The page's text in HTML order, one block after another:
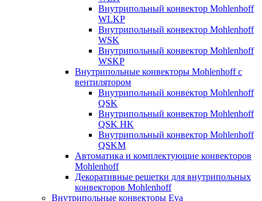
Внутрипольный конвектор Mohlenhoff
WLKP
Внутрипольный конвектор Mohlenhoff
WSK
Внутрипольный конвектор Mohlenhoff
WSKP
Внутрипольные конвекторы Mohlenhoff с
вентилятором
Внутрипольный конвектор Mohlenhoff
QSK
Внутрипольный конвектор Mohlenhoff
QSK HK
Внутрипольный конвектор Mohlenhoff
QSKM
Автоматика и комплектующие конвекторов
Mohlenhoff
Декоративные решетки для внутрипольных
конвекторов Mohlenhoff
Внутрипольные конвекторы Eva